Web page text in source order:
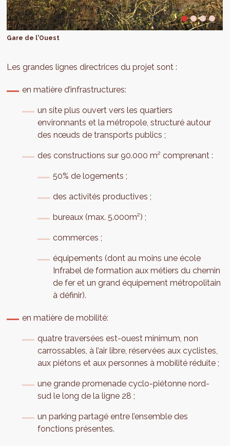
Gare de l'Ouest
Les grandes lignes directrices du projet sont :
en matière d’infrastructures:
un site plus ouvert vers les quartiers
environnants et la métropole, structuré autour
des nœuds de transports publics ;
des constructions sur 90.000 m² comprenant :
50% de logements ;
des activités productives ;
bureaux (max. 5.000m²) ;
commerces ;
équipements (dont au moins une école
Infrabel de formation aux métiers du chemin
de fer et un grand équipement métropolitain
à définir).
en matière de mobilité:
quatre traversées est-ouest minimum, non
carrossables, à l’air libre, réservées aux cyclistes,
aux piétons et aux personnes à mobilité réduite ;
une grande promenade cyclo-piétonne nord-
sud le long de la ligne 28 ;
un parking partagé entre l’ensemble des
fonctions présentes.